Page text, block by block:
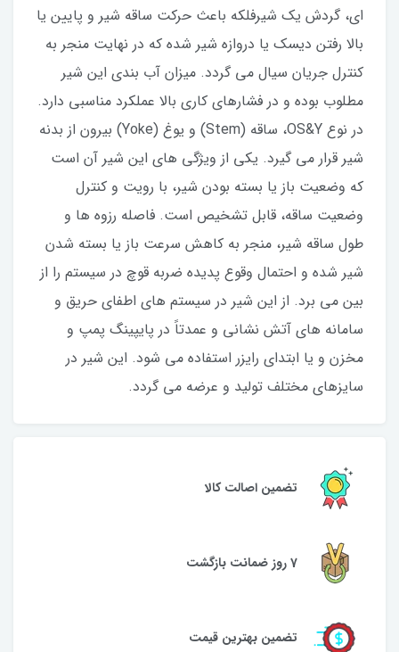
ای، گردش یک شیرفلکه باعث حرکت ساقه شیر و پایین یا
بالا رفتن دیسک یا دروازه شیر شده که در نهایت منجر به
کنترل جریان سیال می گردد. میزان آب بندی این شیر
مطلوب بوده و در فشارهای کاری بالا عملکرد مناسبی دارد.
در نوع OS&Y، ساقه (Stem) و یوغ (Yoke) بیرون از بدنه
شیر قرار می گیرد. یکی از ویژگی های این شیر آن است
که وضعیت باز یا بسته بودن شیر، با رویت و کنترل
وضعیت ساقه، قابل تشخیص است. فاصله رزوه ها و
طول ساقه شیر، منجر به کاهش سرعت باز یا بسته شدن
شیر شده و احتمال وقوع پدیده ضربه قوچ در سیستم را از
بین می برد. از این شیر در سیستم های اطفای حریق و
سامانه های آتش نشانی و عمدتاً در پایپینگ پمپ و
مخزن و یا ابتدای رایزر استفاده می شود. این شیر در
سایزهای مختلف تولید و عرضه می گردد.
تضمین اصالت کالا
7 روز ضمانت بازگشت
تضمین بهترین قیمت